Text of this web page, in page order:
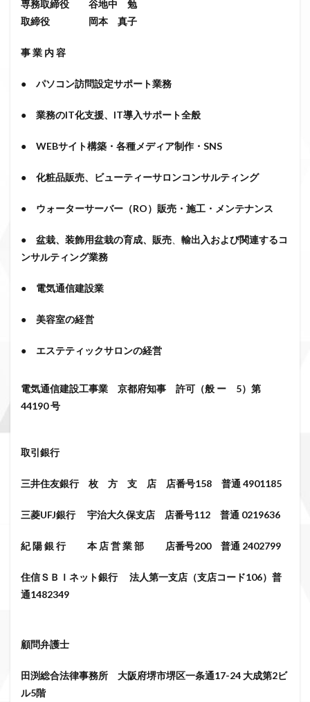
専務取締役 谷地中 勉
取締役 岡本 真子
事業 内容
● パソコン訪問設定サポート業務
● 業務のIT化支援、 IT導入サポート全般
● WEBサイト構築・各種メディア制作・ SNS
● 化粧品販売、ビューティーサロンコンサルティング
● ウォーターサーバー（RO）販売・施工・メンテナンス
● 盆栽、装飾用盆栽の育成、販売
輸出入および関連するコ
ンサルティング業務
● 電気通信建設業
● 美容室の経営
● エステティックサロンの経営
電気通信建設工事業
京都府知事 許可（般 ー 5）第
44190 号
取引銀行
三井住友銀行 枚 方 支 店 店番号158 普通 4901185
三菱UFJ銀行 宇治大久保支店 店番号112 普通 0219636
紀 陽 銀 行 本 店 営 業 部 店番号200 普通 2402799
住信ＳＢＩネット銀行 法人第一支店（支店コード106）普
通1482349
顧問弁護士
田渕総合法律事務所 大阪府堺市堺区一条通17-24 大成第2ビ
ル5階